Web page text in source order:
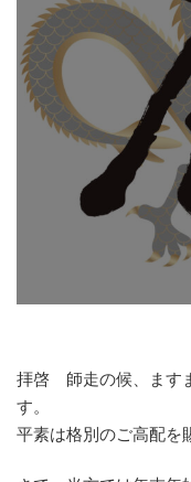
拝啓 師走の候、ます
す。
平素は格別のご高配を